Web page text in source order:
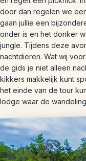
door dan regelen we
gaan jullie een
onder is en het donker
jungle. Tijdens deze
nachtdieren. Wat wij
de gids je niet alleen
kikkers makkelijk kunt
het einde van de tour
lodge waar de